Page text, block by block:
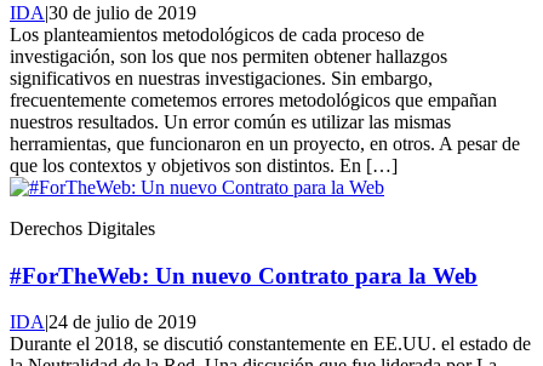
IDA|30 de julio de 2019
Los planteamientos metodológicos de cada proceso de
investigación, son los que nos permiten obtener hallazgos
significativos en nuestras investigaciones. Sin embargo,
frecuentemente cometemos errores metodológicos que empañan
nuestros resultados. Un error común es utilizar las mismas
herramientas, que funcionaron en un proyecto, en otros. A pesar de
que los contextos y objetivos son distintos. En […]
Derechos Digitales
#ForTheWeb: Un nuevo Contrato para la Web
IDA|24 de julio de 2019
Durante el 2018, se discutió constantemente en EE.UU. el estado de